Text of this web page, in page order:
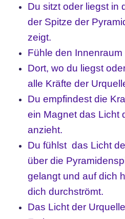
Du sitzt oder liegst in
der Spitze der
zeigt.
Fühle den
Dort, wo du liegst
alle Kräfte der
Du empfindest die
ein Magnet das Licht
anzieht.
Du fühlst das Licht
über die
gelangt und auf dich
dich durchströmt.
Das Licht der